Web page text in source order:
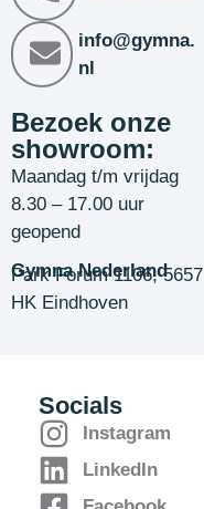
info@gymna.
nl
Bezoek onze
showroom:
Maandag t/m vrijdag
8.30 – 17.00 uur
geopend
Gymna Nederland
Park Forum 1106, 5657
HK Eindhoven
Socials
Instagram
LinkedIn